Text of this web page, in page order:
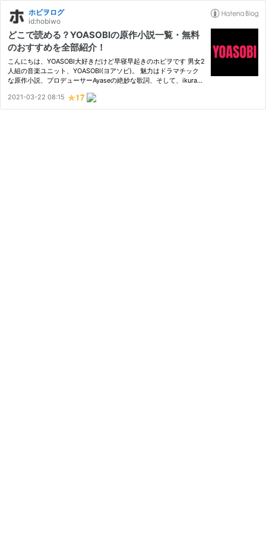
ホビヲログ
id:hobiwo
どこで読める？YOASOBIの原作小説一覧・無料
のおすすめを全部紹介！
こんにちは、YOASOBI大好きだけど早寝早起きのホビヲです 男女2
人組の音楽ユニット、YOASOBI(ヨアソビ)。 魅力はドラマチック
な原作小説、プロデューサーAyaseの絶妙な歌詞、そして、ikura
至。元ネタの小説を読めば、聴く、心震える、読む、心震える、聴
く、、…
2021-03-22 08:15